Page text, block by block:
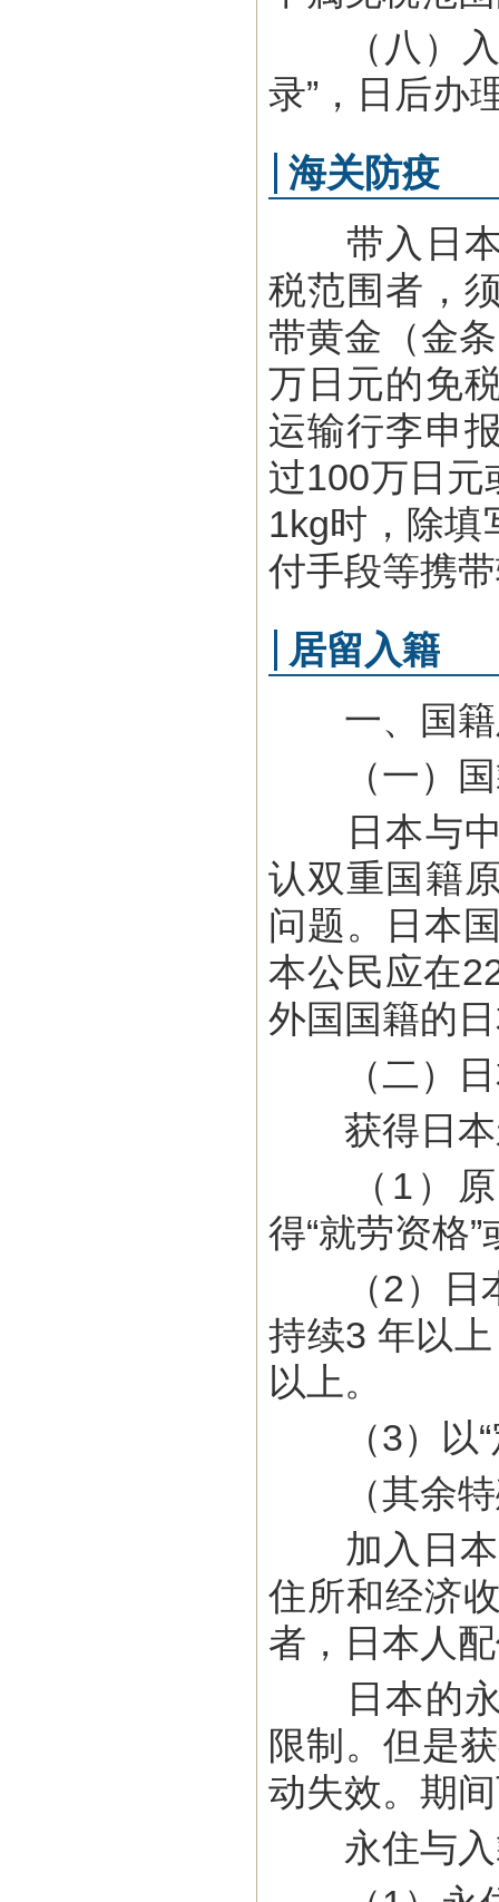
（八）入
录”，日后办
海关防疫
带入日本
税范围者，
带黄金（金
万日元的免
运输行李申
过100万日元
1kg时，除填
付手段等携
居留入籍
一、国籍
（一）国
日本与中
认双重国籍
问题。日本
本公民应在
外国国籍的
（二）日
获得日本
（1）原
得“就劳资格
（2）日本
持续3 年以
以上。
（3）以“
（其余特
加入日本
住所和经济
者，日本人
日本的永
限制。但是
动失效。期
永住与入